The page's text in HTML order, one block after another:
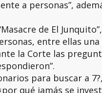
a personas”,
de El
entre ellas
la Corte las
para buscar a
qué jamás se